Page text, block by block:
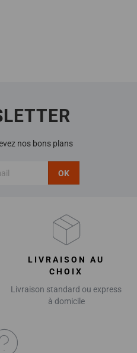
nos bons plans
OK
LIVRAISON AU
CHOIX
Livraison standard ou express
à domicile